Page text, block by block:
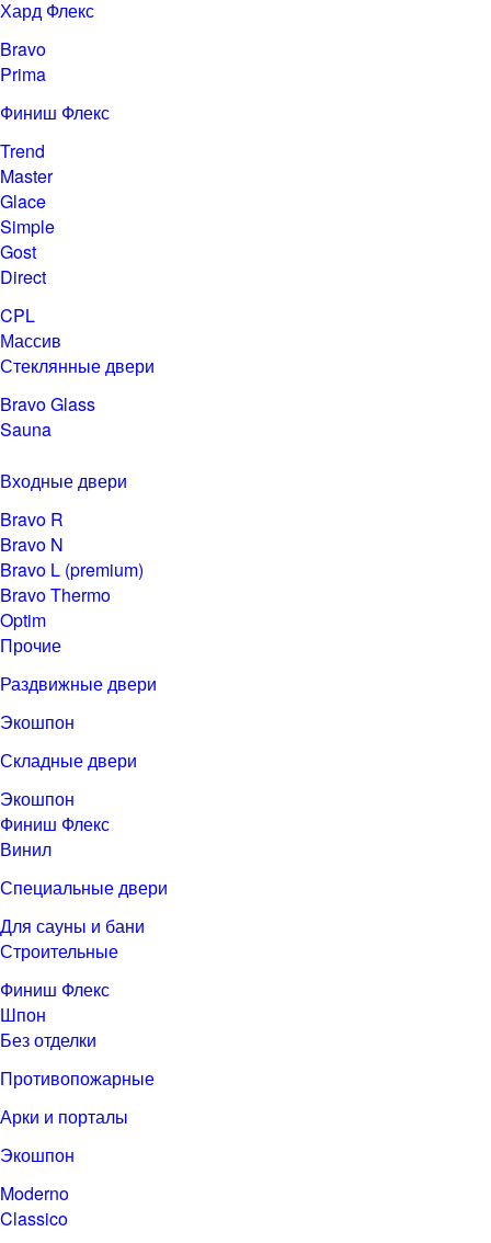
Хард Флекс
Bravo
Prima
Финиш Флекс
Trend
Master
Glace
Simple
Gost
Direct
CPL
Массив
Стеклянные двери
Bravo Glass
Sauna
Входные двери
Bravo R
Bravo N
Bravo L (premium)
Bravo Thermo
Optim
Прочие
Раздвижные двери
Экошпон
Складные двери
Экошпон
Финиш Флекс
Винил
Специальные двери
Для сауны и бани
Строительные
Финиш Флекс
Шпон
Без отделки
Противопожарные
Арки и порталы
Экошпон
Moderno
Classico